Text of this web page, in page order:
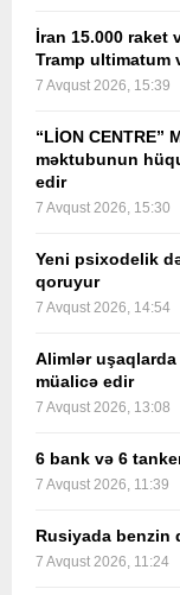
İran 15.000 raket
Tramp ultimatum
7 Avqust 2026, 15:39
“LİON CENTRE”
məktubunun
edir
7 Avqust 2026, 15:30
Yeni psixodelik
qoruyur
7 Avqust 2026, 14:54
Alimlər uşaqlarda
müalicə edir
7 Avqust 2026, 13:08
6 bank və 6
7 Avqust 2026, 11:39
Rusiyada benzin
7 Avqust 2026, 11:24